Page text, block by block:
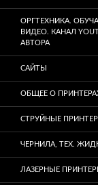
ОРГТЕХНИКА.
ВИДЕО. КАНАЛ
АВТОРА
САЙТЫ
ОБЩЕЕ О
СТРУЙНЫЕ
ЧЕРНИЛА, ТЕХ.
ЛАЗЕРНЫЕ